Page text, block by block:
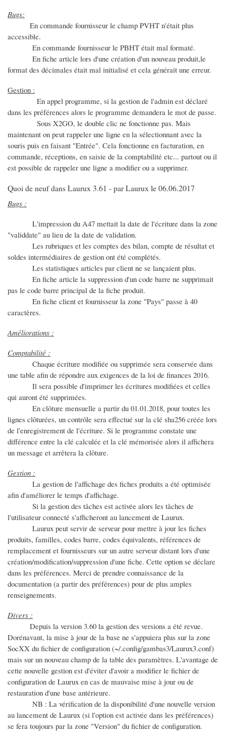
Bugs:
En commande fournisseur le champ PVHT n'était plus
accessible.
En commande fournisseur le PBHT était mal formaté.
En fiche article lors d'une création d'un nouveau produit,le
format des décimales était mal initialisé et cela générait une erreur.
Gestion :
En appel programme, si la gestion de l'admin est déclaré
dans les préférences alors le programme demandera le mot de passe.
Sous X2GO, le double clic ne fonctionne pas. Mais
maintenant on peut rappeler une ligne en la sélectionnant avec la
souris puis en faisant "Entrée". Cela fonctionne en facturation, en
commande, réceptions, en saisie de la comptabilité etc... partout ou il
est possible de rappeler une ligne a modifier ou a supprimer.
Quoi de neuf dans Laurux 3.61 - par Laurux le 06.06.2017
Bugs :
L'impression du A47 mettait la date de l'écriture dans la zone
"validdate" au lieu de la date de validation.
Les rubriques et les comptes des bilan, compte de résultat et
soldes intermédiaires de gestion ont été complétés.
Les statistiques articles par client ne se lançaient plus.
En fiche article la suppression d'un code barre ne supprimait
pas le code barre principal de la fiche produit.
En fiche client et fournisseur la zone "Pays" passe à 40
caractères.
Améliorations :
Comptabilité :
Chaque écriture modifiée ou supprimée sera conservée dans
une table afin de répondre aux exigences de la loi de finances 2016.
Il sera possible d'imprimer les écritures modifiées et celles
qui auront été supprimées.
En clôture mensuelle a partir du 01.01.2018, pour toutes les
lignes clôturées, un contrôle sera effectué sur la clé sha256 créée lors
de l'enregistrement de l'écriture. Si le programme constate une
différence entre la clé calculée et la clé mémorisée alors il affichera
un message et arrêtera la clôture.
Gestion :
La gestion de l'affichage des fiches produits a été optimisée
afin d'améliorer le temps d'affichage.
Si la gestion des tâches est activée alors les tâches de
l'utilisateur connecté s'afficheront au lancement de Laurux.
Laurux peut servir de serveur pour mettre à jour les fiches
produits, familles, codes barre, codes équivalents, références de
remplacement et fournisseurs sur un autre serveur distant lors d'une
création/modification/suppression d'une fiche. Cette option se déclare
dans les préférences. Merci de prendre connaissance de la
documentation (a partir des préférences) pour de plus amples
renseignements.
Divers :
Depuis la version 3.60 la gestion des versions a été revue.
Dorénavant, la mise à jour de la base ne s'appuiera plus sur la zone
SocXX du fichier de configuration (~/.config/gambas3/Laurux3.conf)
mais sur un nouveau champ de la table des paramètres. L'avantage de
cette nouvelle gestion est d'éviter d'avoir a modifier le fichier de
configuration de Laurux en cas de mauvaise mise à jour ou de
restauration d'une base antérieure.
NB : La vérification de la disponibilité d'une nouvelle version
au lancement de Laurux (si l'option est activée dans les préférences)
se fera toujours par la zone "Version" du fichier de configuration.